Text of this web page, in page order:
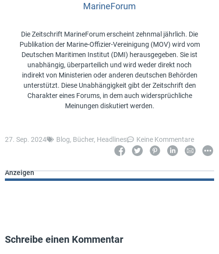
MarineForum
Die Zeitschrift MarineForum erscheint zehnmal jährlich. Die
Publikation der Marine-Offizier-Vereinigung (MOV) wird vom
Deutschen Maritimen Institut (DMI) herausgegeben. Sie ist
unabhängig, überparteilich und wird weder direkt noch
indirekt von Ministerien oder anderen deutschen Behörden
unterstützt. Diese Unabhängigkeit gibt der Zeitschrift den
Charakter eines Forums, in dem auch widersprüchliche
Meinungen diskutiert werden.
27. Sep. 2024 Blog, Bücher, Headlines Keine Kommentare
Anzeigen
Schreibe einen Kommentar